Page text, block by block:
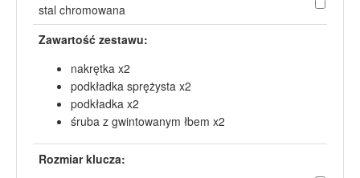
stal chromowana
Zawartość zestawu:
nakrętka x2
podkładka sprężysta x2
podkładka x2
śruba z gwintowanym łbem x2
Rozmiar klucza: